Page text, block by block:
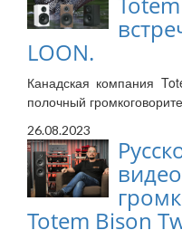
LOON.
Канадская компания
полочный
26.08.2023
Totem Bison